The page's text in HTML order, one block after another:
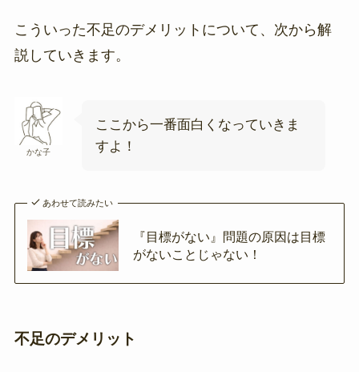
こういった不足のデメリットについて、次から解
説していきます。
かな子
ここから一番面白くなっていきま
すよ！
あわせて読みたい
『目標がない』問題の原因は目標
がないことじゃない！
不足のデメリット